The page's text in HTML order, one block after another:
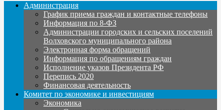
Администрация
График приема граждан и контактные телефоны
Информация по 8-ФЗ
Администрации городских и сельских поселений
Волховского муниципального района
Электронная форма обращений
Информация по обращениям граждан
Исполнение указов Президента РФ
Перепись 2020
Финансовая деятельность
Комитет по экономике и инвестициям
Экономика